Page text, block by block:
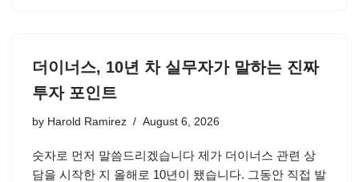
더이너스, 10년 차 실무자가 말하는 진짜
투자 포인트
by Harold Ramirez August 6, 2026
숫자로 먼저 말씀드리겠습니다 제가 더이너스 관련 상
담을 시작한 지 올해로 10년이 됐습니다. 그동안 직접 발